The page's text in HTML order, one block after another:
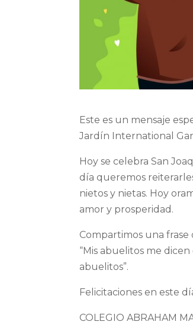
Este es un mensaje
Jardín International
Hoy se celebra San
día queremos
nietos y nietas. Hoy
amor y prosperidad.
Compartimos una frase
“Mis abuelitos me
abuelitos”.
Felicitaciones en este
COLEGIO ABRAHAM